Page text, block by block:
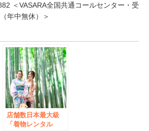
＜VASARA全国共通コールセンター・受
年中無休）＞
​店舗数日本最大級
「着物レンタル